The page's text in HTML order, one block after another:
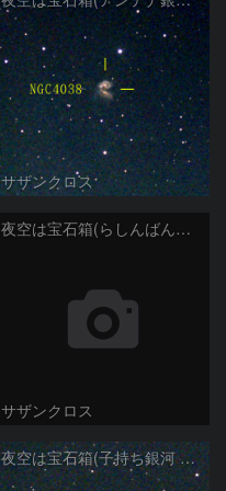
サザンクロス
夜空は宝石箱(らしんばん座 NGC2613) Seestar50
サザンクロス
夜空は宝石箱(子持ち銀河 M51) Seestar50